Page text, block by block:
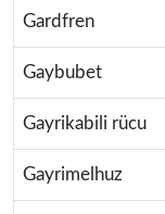
Gardfren
Gaybubet
Gayrikabili rücu
Gayrimelhuz